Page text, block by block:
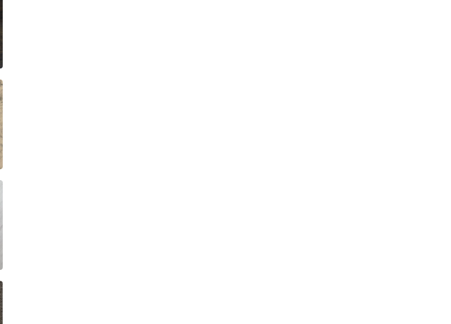
いいね！
いいね！